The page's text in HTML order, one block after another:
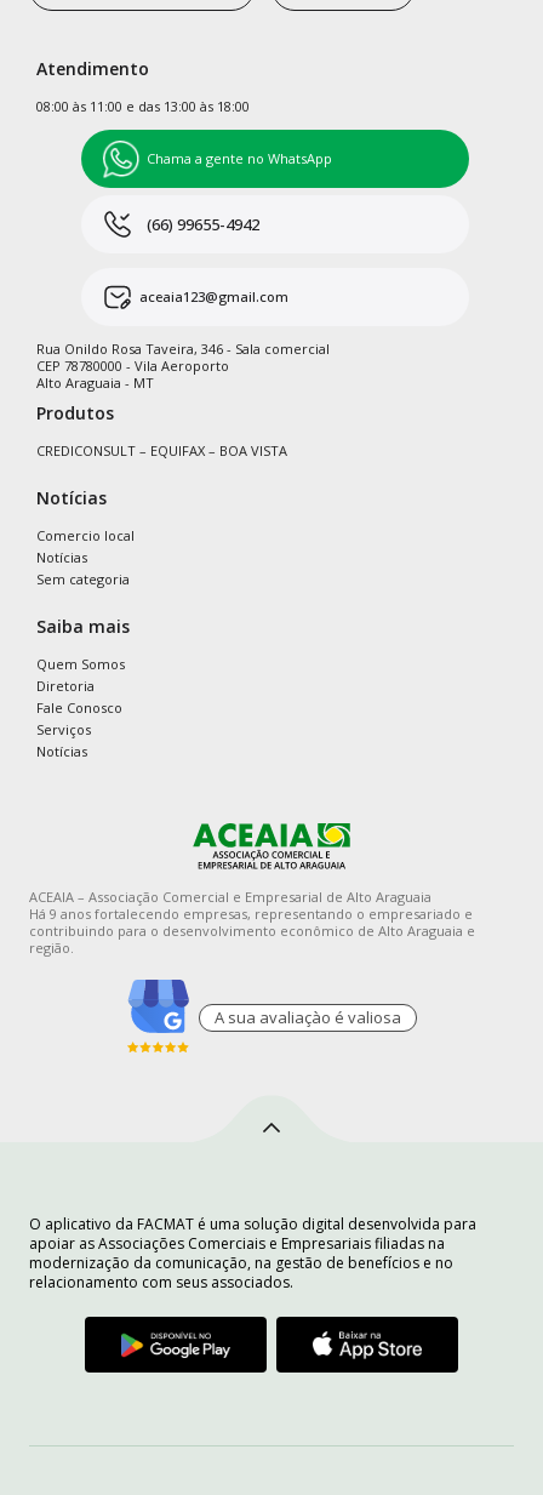
Atendimento
08:00 às 11:00 e das 13:00 às 18:00
Chama a gente no WhatsApp
(66) 99655-4942
aceaia123@gmail.com
Rua Onildo Rosa Taveira, 346 - Sala comercial
CEP 78780000 - Vila Aeroporto
Alto Araguaia - MT
Produtos
CREDICONSULT – EQUIFAX – BOA VISTA
Notícias
Comercio local
Notícias
Sem categoria
Saiba mais
Quem Somos
Diretoria
Fale Conosco
Serviços
Notícias
ACEAIA – Associação Comercial e Empresarial de Alto Araguaia
Há 9 anos fortalecendo empresas, representando o empresariado e
contribuindo para o desenvolvimento econômico de Alto Araguaia e
região.
A sua avaliaçào é valiosa
O aplicativo da FACMAT é uma solução digital desenvolvida para
apoiar as Associações Comerciais e Empresariais filiadas na
modernização da comunicação, na gestão de benefícios e no
relacionamento com seus associados.